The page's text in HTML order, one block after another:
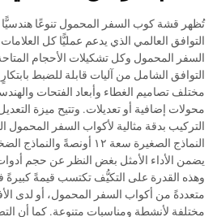
تُظهر قشة كوب السفر المحمول تنوعًا
التوافق العالمي الذي يدعم عمليًّا كل العلامات
السفر المحمول وكل تشكيلات الأحجام
التوافق الشامل من آليات قابلة للضبط
مختلف تصاميم الغطاء وأبعاد الفتحات
محولات إضافية أو تعديلات. وتتيح ميزة
التركيب بدقة مثالية لأكواب السفر المحمول
يضمن الأداء الأمثل بغض النظر عن حجم
وهذه القدرة على التكيُّف تكتسب قيمةً كبيرةً
متعددةً من أكواب السفر المحمول، أو لدى
مختلفة لأنشطة ومناسبات متنوعة. كما أن